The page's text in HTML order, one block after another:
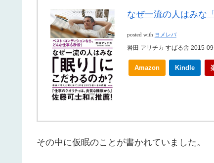
なぜ一流の人はみな
posted with ヨメレバ
岩田 アリチカ すばる舎 2015-
Amazon Kindle
その中に仮眠のことが書かれていました。